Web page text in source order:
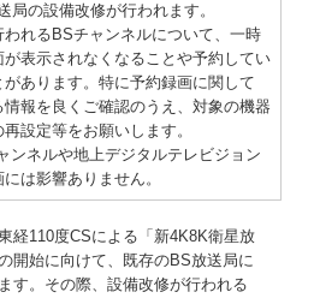
局の設備改修が行われます。
れるBSチャンネルについて、一時
表示されなくなることや予約してい
あります。特に予約録画に関して
報を良くご確認のうえ、対象の機器
設定等をお願いします。
ネルや地上デジタルテレビジョン
は影響ありません。
経110度CSによる「新4K8K衛星放
開始に向けて、既存のBS放送局に
す。その際、設備改修が行われる